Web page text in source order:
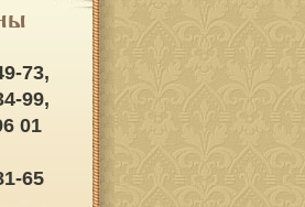
73,
99,
01
65